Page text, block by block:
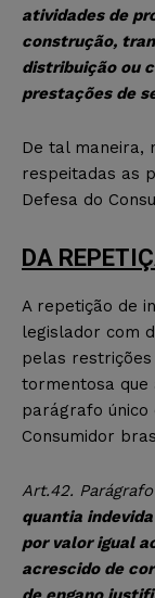
atividades de
construção,
distribuição ou
prestações de
De tal maneira,
respeitadas as
Defesa do
DA
A repetição de
legislador com
pelas restrições
tormentosa que
parágrafo único
Consumidor
Art.42.
quantia
por valor igual
acrescido de